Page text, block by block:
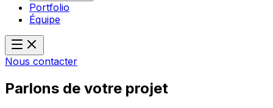
Portfolio
Équipe
Nous contacter
Parlons de votre projet